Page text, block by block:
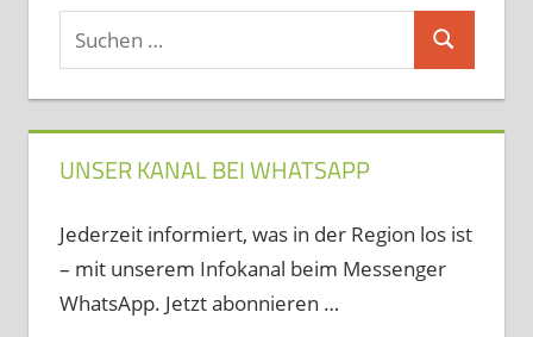
Suchen
nach:
Suchen
UNSER KANAL BEI WHATSAPP
Jederzeit informiert, was in der Region los ist
– mit unserem Infokanal beim Messenger
WhatsApp. Jetzt abonnieren …